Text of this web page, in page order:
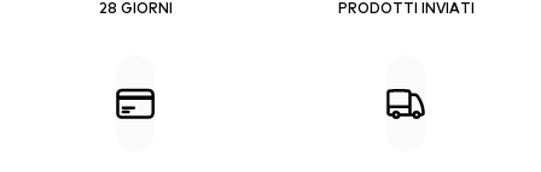
28 GIORNI
PRODOTTI INVIATI